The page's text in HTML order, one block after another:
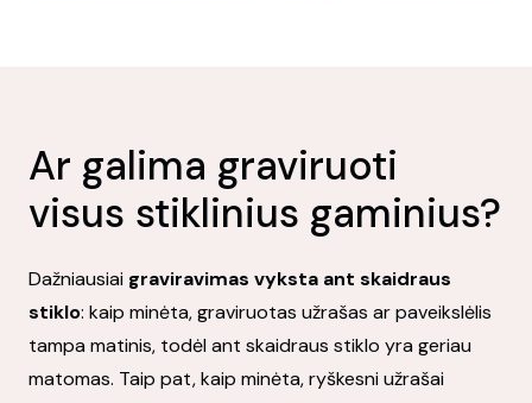
Ar galima graviruoti
visus stiklinius gaminius?
Dažniausiai graviravimas vyksta ant skaidraus
stiklo: kaip minėta, graviruotas užrašas ar paveikslėlis
tampa matinis, todėl ant skaidraus stiklo yra geriau
matomas. Taip pat, kaip minėta, ryškesni užrašai